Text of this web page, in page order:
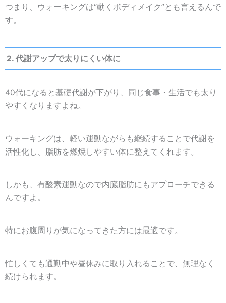
つまり、ウォーキングは“動くボディメイク”とも言えるんで
す。
2. 代謝アップで太りにくい体に
40代になると基礎代謝が下がり、同じ食事・生活でも太り
やすくなりますよね。
ウォーキングは、軽い運動ながらも継続することで代謝を
活性化し、脂肪を燃焼しやすい体に整えてくれます。
しかも、有酸素運動なので内臓脂肪にもアプローチできる
んですよ。
特にお腹周りが気になってきた方には最適です。
忙しくても通勤中や昼休みに取り入れることで、無理なく
続けられます。